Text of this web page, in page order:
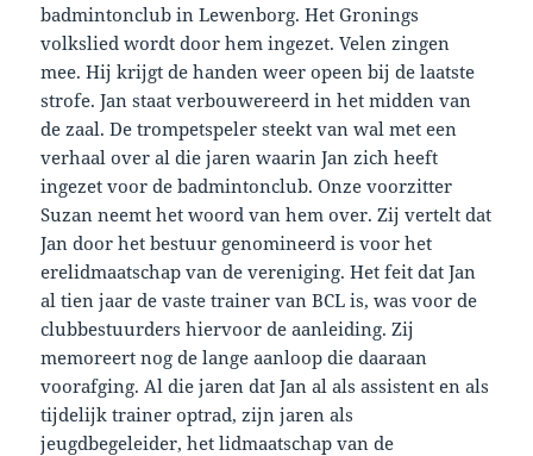
badmintonclub in Lewenborg. Het Gronings
volkslied wordt door hem ingezet. Velen zingen
mee. Hij krijgt de handen weer opeen bij de laatste
strofe. Jan staat verbouwereerd in het midden van
de zaal. De trompetspeler steekt van wal met een
verhaal over al die jaren waarin Jan zich heeft
ingezet voor de badmintonclub. Onze voorzitter
Suzan neemt het woord van hem over. Zij vertelt dat
Jan door het bestuur genomineerd is voor het
erelidmaatschap van de vereniging. Het feit dat Jan
al tien jaar de vaste trainer van BCL is, was voor de
clubbestuurders hiervoor de aanleiding. Zij
memoreert nog de lange aanloop die daaraan
voorafging. Al die jaren dat Jan al als assistent en als
tijdelijk trainer optrad, zijn jaren als
jeugdbegeleider, het lidmaatschap van de